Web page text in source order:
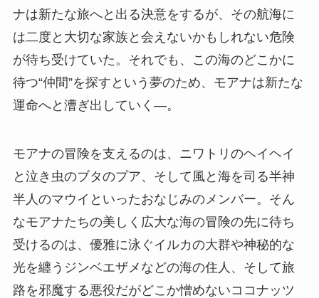
ナは新たな旅へと出る決意をするが、その航海に
は二度と大切な家族と会えないかもしれない危険
が待ち受けていた。それでも、この海のどこかに
待つ“仲間”を探すという夢のため、モアナは新たな
運命へと漕ぎ出していく―。
モアナの冒険を支えるのは、ニワトリのヘイヘイ
と泣き虫のブタのプア、そして風と海を司る半神
半人のマウイといったおなじみのメンバー。そん
なモアナたちの美しく広大な海の冒険の先に待ち
受けるのは、優雅に泳ぐイルカの大群や神秘的な
光を纏うジンベエザメなどの海の住人、そして旅
路を邪魔する悪役だがどこか憎めないココナッツ